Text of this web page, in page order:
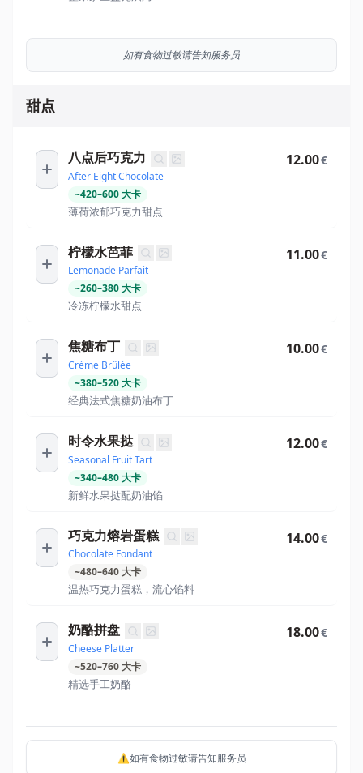
如有食物过敏请告知服务员
甜点
八点后巧克力
After Eight Chocolate
~420–600大卡
薄荷浓郁巧克力甜点
12.00€
柠檬水芭菲
Lemonade Parfait
~260–380大卡
冷冻柠檬水甜点
11.00€
焦糖布丁
Crème Brûlée
~380–520大卡
经典法式焦糖奶油布丁
10.00€
时令水果挞
Seasonal Fruit Tart
~340–480大卡
新鲜水果挞配奶油馅
12.00€
巧克力熔岩蛋糕
Chocolate Fondant
~480–640大卡
温热巧克力蛋糕，流心馅料
14.00€
奶酪拼盘
Cheese Platter
~520–760大卡
精选手工奶酪
18.00€
⚠️如有食物过敏请告知服务员